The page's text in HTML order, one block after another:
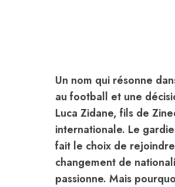
Un nom qui résonne
au football et une
Luca Zidane, fils de
internationale. Le
fait le choix de
changement de
passionne. Mais